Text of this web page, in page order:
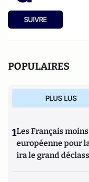
SUIVRE
POPULAIRES
PLUS LUS
1Les Français
européenne pour
ira le grand